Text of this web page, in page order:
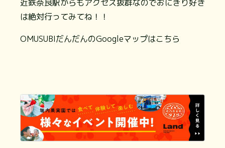
近鉄奈良駅からもアクセス抜群なのでおにぎり好き
は絶対行ってみてね！！
OMUSUBIだんだんのGoogleマップはこちら